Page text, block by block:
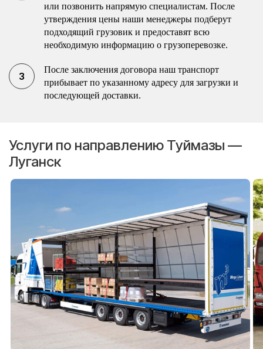
или позвонить напрямую специалистам. После
утверждения цены наши менеджеры подберут
подходящий грузовик и предоставят всю
необходимую информацию о грузоперевозке.
После заключения договора наш транспорт
прибывает по указанному адресу для загрузки и
последующей доставки.
Услуги по направлению Туймазы —
Луганск